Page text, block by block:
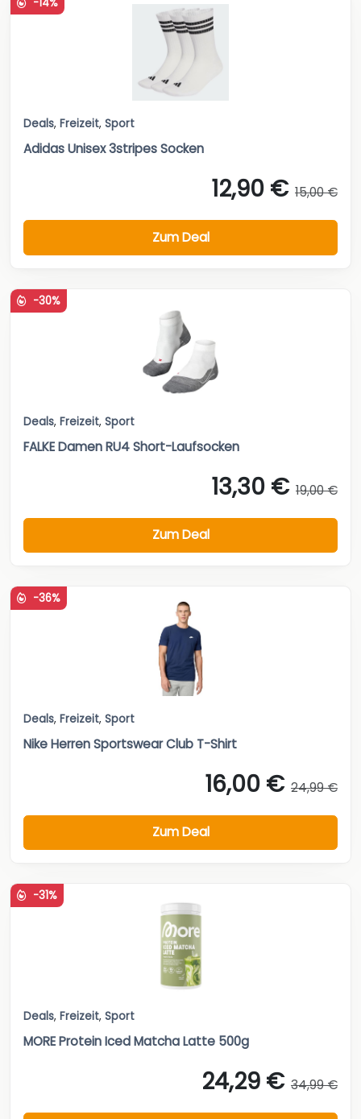
-14%
Deals, Freizeit, Sport
Adidas Unisex 3stripes Socken
12,90 € 15,00 €
Zum Deal
-30%
Deals, Freizeit, Sport
FALKE Damen RU4 Short-Laufsocken
13,30 € 19,00 €
Zum Deal
-36%
Deals, Freizeit, Sport
Nike Herren Sportswear Club T-Shirt
16,00 € 24,99 €
Zum Deal
-31%
Deals, Freizeit, Sport
MORE Protein Iced Matcha Latte 500g
24,29 € 34,99 €